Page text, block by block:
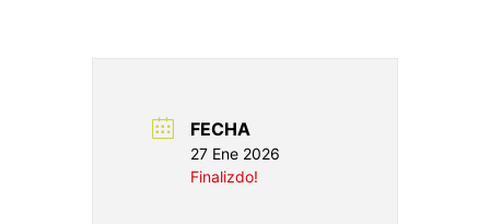
FECHA
27 Ene 2026
Finalizdo!